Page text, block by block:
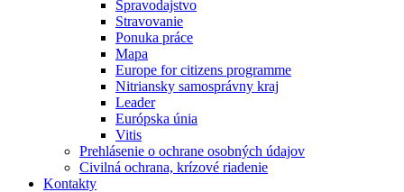
Spravodajstvo
Stravovanie
Ponuka práce
Mapa
Europe for citizens programme
Nitriansky samosprávny kraj
Leader
Európska únia
Vitis
Prehlásenie o ochrane osobných údajov
Civilná ochrana, krízové riadenie
Kontakty